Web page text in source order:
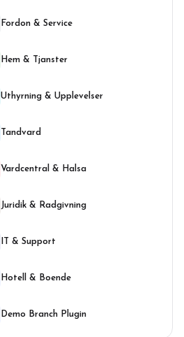
Fordon & Service
Hem & Tjanster
Uthyrning & Upplevelser
Tandvard
Vardcentral & Halsa
Juridik & Radgivning
IT & Support
Hotell & Boende
Demo Branch Plugin